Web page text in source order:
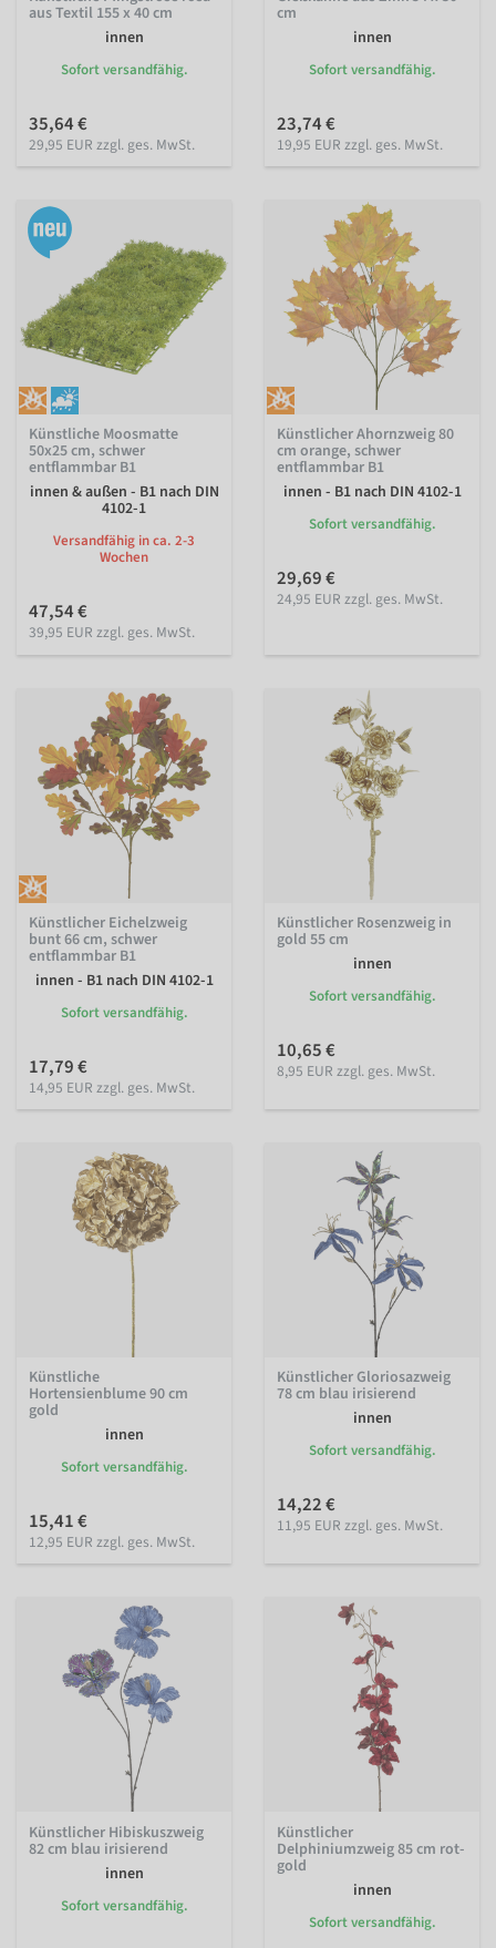
aus Textil 155 x 40 cm
innen
Sofort versandfähig.
35,64 €
29,95 EUR zzgl. ges. MwSt.
cm
innen
Sofort versandfähig.
23,74 €
19,95 EUR zzgl. ges. MwSt.
Künstliche Moosmatte
50x25 cm, schwer
entflammbar B1
innen & außen - B1 nach DIN
4102-1
Versandfähig in ca. 2-3
Wochen
47,54 €
39,95 EUR zzgl. ges. MwSt.
Künstlicher Ahornzweig 80
cm orange, schwer
entflammbar B1
innen - B1 nach DIN 4102-1
Sofort versandfähig.
29,69 €
24,95 EUR zzgl. ges. MwSt.
Künstlicher Eichelzweig
bunt 66 cm, schwer
entflammbar B1
innen - B1 nach DIN 4102-1
Sofort versandfähig.
17,79 €
14,95 EUR zzgl. ges. MwSt.
Künstlicher Rosenzweig in
gold 55 cm
innen
Sofort versandfähig.
10,65 €
8,95 EUR zzgl. ges. MwSt.
Künstliche
Hortensienblume 90 cm
gold
innen
Sofort versandfähig.
15,41 €
12,95 EUR zzgl. ges. MwSt.
Künstlicher Gloriosazweig
78 cm blau irisierend
innen
Sofort versandfähig.
14,22 €
11,95 EUR zzgl. ges. MwSt.
Künstlicher Hibiskuszweig
82 cm blau irisierend
innen
Sofort versandfähig.
Künstlicher
Delphiniumzweig 85 cm rot-
gold
innen
Sofort versandfähig.